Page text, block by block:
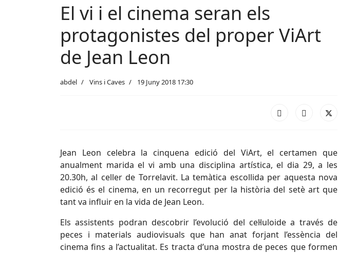
El vi i el cinema seran els
protagonistes del proper ViArt
de Jean Leon
abdel Vins i Caves 19 Juny 2018 17:30
Jean Leon celebra la cinquena edició del ViArt, el certamen que
anualment marida el vi amb una disciplina artística, el dia 29, a les
20.30h, al celler de Torrelavit. La temàtica escollida per aquesta nova
edició és el cinema, en un recorregut per la història del setè art que
tant va influir en la vida de Jean Leon.
Els assistents podran descobrir l’evolució del cel·luloide a través de
peces i materials audiovisuals que han anat forjant l’essència del
cinema fins a l’actualitat. Es tracta d’una mostra de peces que formen